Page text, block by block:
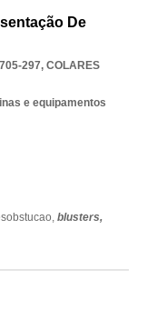
De
297, COLARES
e equipamentos
blusters,